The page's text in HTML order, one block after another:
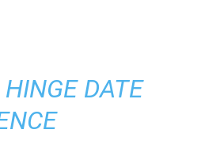
DATE